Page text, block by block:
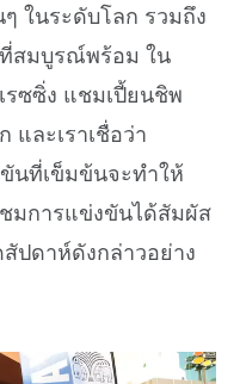
ในระดับโลก รวมถึง
ที่สมบูรณ์พร้อม ใน
รซซิ่ง แชมเปี้ยนชิพ
และเราเชื่อว่า
นที่เข็มข้นจะทำให้
มการแข่งขันได้สัมผัส
ปดาห์ดังกล่าวอย่าง